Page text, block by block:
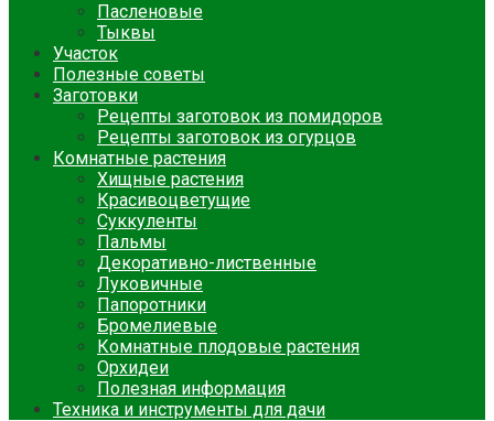
Пасленовые
Тыквы
Участок
Полезные советы
Заготовки
Рецепты заготовок из помидоров
Рецепты заготовок из огурцов
Комнатные растения
Хищные растения
Красивоцветущие
Суккуленты
Пальмы
Декоративно-лиственные
Луковичные
Папоротники
Бромелиевые
Комнатные плодовые растения
Орхидеи
Полезная информация
Техника и инструменты для дачи